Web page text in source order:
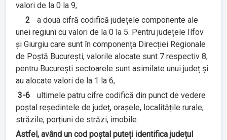
valori de la 0 la 9,
2
a doua cifră codifică județele componente ale
unei regiuni cu valori de la 0 la 5. Pentru județele Ilfov
și Giurgiu care sunt în componența Direcției Regionale
de Poștă București, valorile alocate sunt 7 respectiv 8,
pentru București sectoarele sunt asimilate unui județ și
au alocate valori de la 1 la 6,
3-6
ultimele patru cifre codifică din punct de vedere
poștal reședintele de județ, orașele, localitățile rurale,
străzile, porțiuni de străzi, imobile.
Astfel, având un cod poștal puteți identifica județul